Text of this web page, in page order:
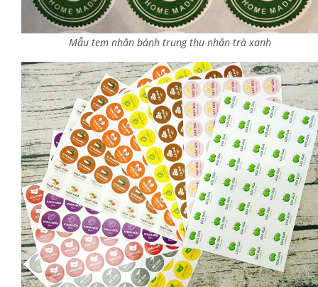
Mẫu tem nhân bánh trung thu nhân trà xanh